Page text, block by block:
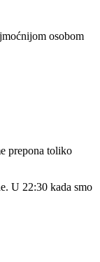
osobom
prepona toliko
U 22:30 kada smo